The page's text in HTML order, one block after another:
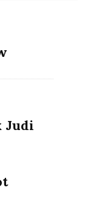
Judi